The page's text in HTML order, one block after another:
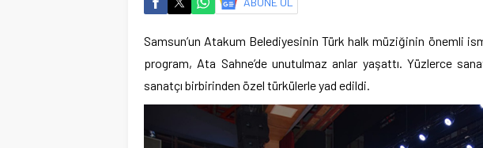
Samsun’un Atakum Belediyesinin Türk halk müziğinin önemli
program, Ata Sahne’de unutulmaz anlar yaşattı. Yüzlerce
sanatçı birbirinden özel türkülerle yad edildi.